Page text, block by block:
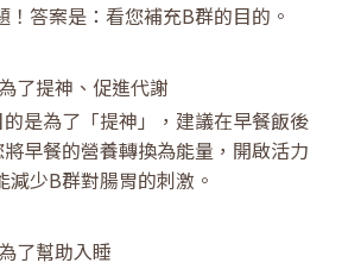
！答案是：看您補充B群的目的。
了提神、促進代謝
是為了「提神」，建議在早餐飯後
早餐的營養轉換為能量，開啟活力
減少B群對腸胃的刺激。
了幫助入睡